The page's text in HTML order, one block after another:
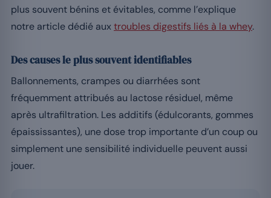
plus souvent bénins et évitables, comme l’explique
notre article dédié auxtroubles digestifs liés à la whey.
Des causes le plus souvent identifiables
Ballonnements, crampes ou diarrhées sont
fréquemment attribués au lactose résiduel, même
après ultrafiltration. Les additifs (édulcorants, gommes
épaississantes), une dose trop importante d’un coup ou
simplement une sensibilité individuelle peuvent aussi
jouer.